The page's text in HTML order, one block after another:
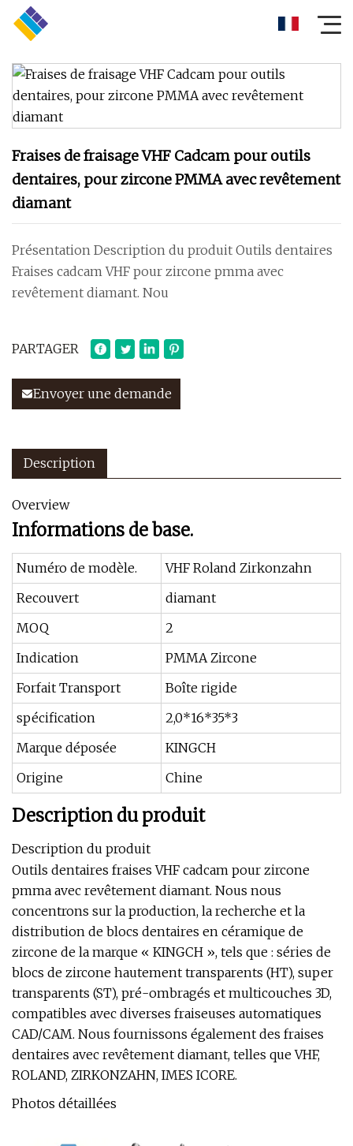
Fraises de fraisage VHF Cadcam pour outils
dentaires, pour zircone PMMA avec revêtement
diamant
Présentation Description du produit Outils dentaires
Fraises cadcam VHF pour zircone pmma avec
revêtement diamant. Nou
PARTAGER
Envoyer une demande
Description
Overview
Informations de base.
Numéro de modèle.
VHF Roland Zirkonzahn
Recouvert
diamant
MOQ
2
Indication
PMMA Zircone
Forfait Transport
Boîte rigide
spécification
2,0*16*35*3
Marque déposée
KINGCH
Origine
Chine
Description du produit
Description du produit
Outils dentaires fraises VHF cadcam pour zircone
pmma avec revêtement diamant. Nous nous
concentrons sur la production, la recherche et la
distribution de blocs dentaires en céramique de
zircone de la marque « KINGCH », tels que : séries de
blocs de zircone hautement transparents (HT), super
transparents (ST), pré-ombragés et multicouches 3D,
compatibles avec diverses fraiseuses automatiques
CAD/CAM. Nous fournissons également des fraises
dentaires avec revêtement diamant, telles que VHF,
ROLAND, ZIRKONZAHN, IMES ICORE.
Photos détaillées